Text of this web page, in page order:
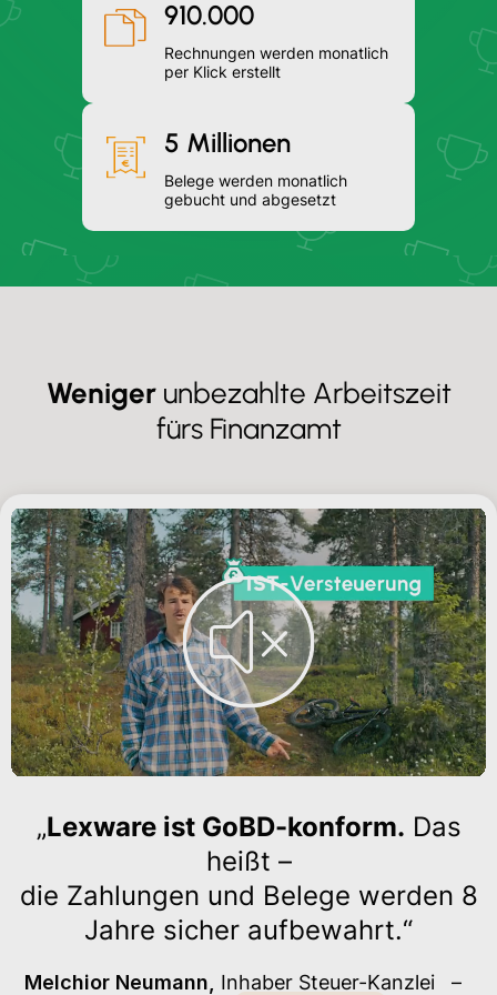
910.000
Rechnungen werden monatlich
per Klick erstellt
5 Millionen
Belege werden monatlich
gebucht und abgesetzt
Wenigerunbezahlte Arbeitszeit
fürs Finanzamt
„Lexware ist GoBD-konform. Das
heißt –
die Zahlungen und Belege werden 8
Jahre sicher aufbewahrt.“
Melchior Neumann, Inhaber Steuer-Kanzlei –